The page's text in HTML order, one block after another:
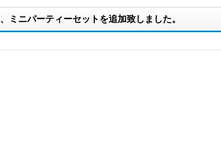
ミニパーティーセットを追加致しました。